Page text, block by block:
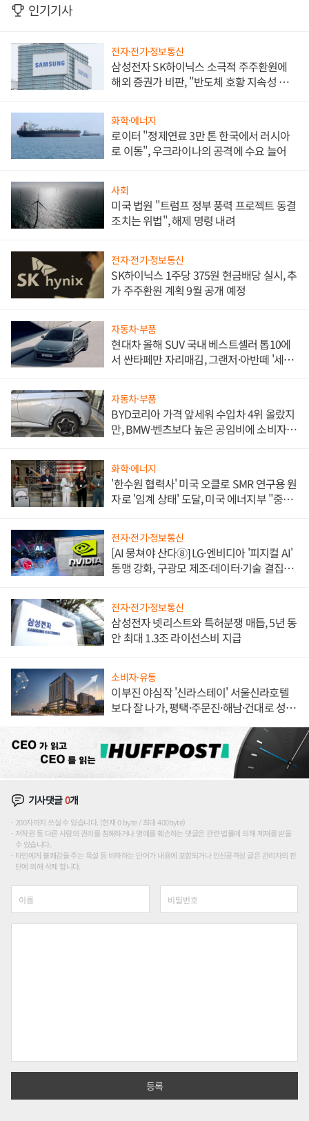
인기기사
전자·전기·정보통신
삼성전자 SK하이닉스 소극적 주주환원에
해외 증권가 비판, "반도체 호황 지속성 의
화학·에너지
로이터 "정제연료 3만 톤 한국에서 러시아
로 이동", 우크라이나의 공격에 수요 늘어
사회
미국 법원 "트럼프 정부 풍력 프로젝트 동결
조치는 위법", 해제 명령 내려
전자·전기·정보통신
SK하이닉스 1주당 375원 현금배당 실시, 추
가 주주환원 계획 9월 공개 예정
자동차·부품
현대차 올해 SUV 국내 베스트셀러 톱10에
서 싼타페만 자리매김, 그랜저·아반떼 '세단
자동차·부품
BYD코리아 가격 앞세워 수입차 4위 올랐지
만, BMW·벤츠보다 높은 공임비에 소비자
화학·에너지
'한수원 협력사' 미국 오클로 SMR 연구용 원
자로 '임계 상태' 도달, 미국 에너지부 "중요
전자·전기·정보통신
[AI 뭉쳐야 산다⑧] LG·엔비디아 '피지컬 AI'
동맹 강화, 구광모 제조·데이터·기술 결집
전자·전기·정보통신
삼성전자 넷리스트와 특허분쟁 매듭, 5년 동
안 최대 1.3조 라이선스비 지급
소비자·유통
이부진 야심작 '신라스테이' 서울신라호텔
보다 잘 나가, 평택·주문진·해남·건대로 성
기사댓글0개
200자까지 쓰실 수 있습니다. (현재 0 byte / 최대 400byte)
저작권 등 다른 사람의 권리를 침해하거나 명예를 훼손하는 댓글은 관련 법률에 의해 제재를 받을
수 있습니다.
타인에게 불쾌감을 주는 욕설 등 비하하는 단어가 내용에 포함되거나 인신공격성 글은 관리자의 판
단에 의해 삭제 합니다.